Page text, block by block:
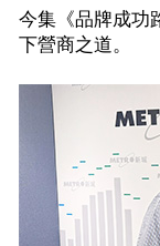
今集《品牌成功
下營商之道。